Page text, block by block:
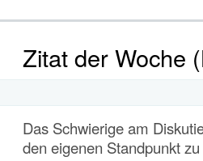
Zitat der Woche
Das Schwierige am
den eigenen Standpunkt